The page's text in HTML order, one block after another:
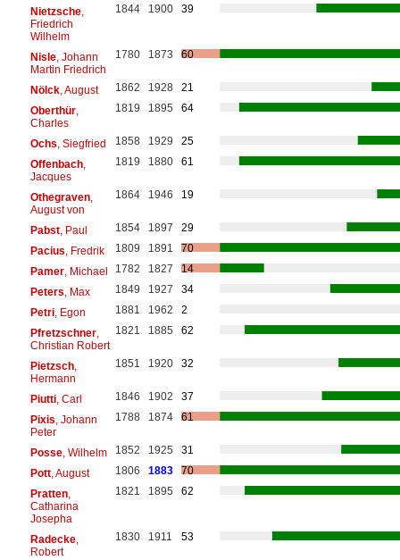
Nietzsche,
Friedrich
Wilhelm
1844 1900 39
Nisle, Johann
Martin Friedrich
1780 1873 60
Nölck, August 1862 1928
21
Oberthür,
Charles
1819 1895 64
Ochs , Siegfried 1858 1929
25
Offenbach,
Jacques
1819 1880 61
Othegraven,
August von
1864 1946 19
Pabst, Paul 1854 1897
29
Pacius , Fredrik 1809 1891
70
Pamer, Michael 1782 1827
14
Peters , Max 1849 1927
34
Petri, Egon 1881 1962
2
Pfretzschner,
Christian Robert
1821 1885 62
Pietzsch,
Hermann
1851 1920 32
Piutti, Carl 1846 1902
37
Pixis , Johann
Peter
1788 1874 61
Posse, Wilhelm 1852 1925
31
Pott, August 1806 1883
70
Pratten,
Catharina
Josepha
1821 1895 62
Radecke,
Robert
1830 1911 53